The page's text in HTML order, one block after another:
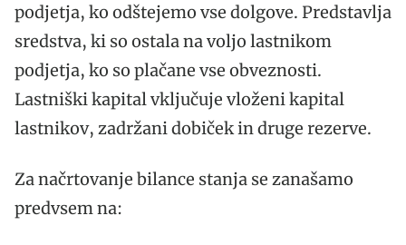
podjetja, ko odštejemo vse dolgove. Predstavlja
sredstva, ki so ostala na voljo lastnikom
podjetja, ko so plačane vse obveznosti.
Lastniški kapital vključuje vloženi kapital
lastnikov, zadržani dobiček in druge rezerve.
Za načrtovanje bilance stanja se zanašamo
predvsem na: